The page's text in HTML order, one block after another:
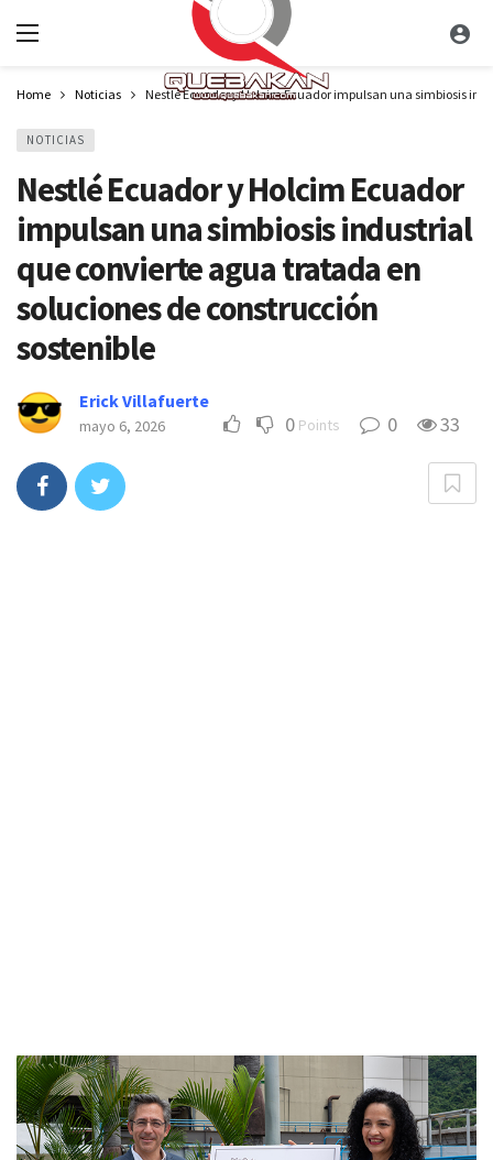
Home Noticias Nestlé Ecuador y Holcim Ecuador impulsan una simbiosis
NOTICIAS
Nestlé Ecuador y Holcim Ecuador
impulsan una simbiosis industrial
que convierte agua tratada en
soluciones de construcción
sostenible
Erick Villafuerte
mayo 6, 2026 0 Points 0 33